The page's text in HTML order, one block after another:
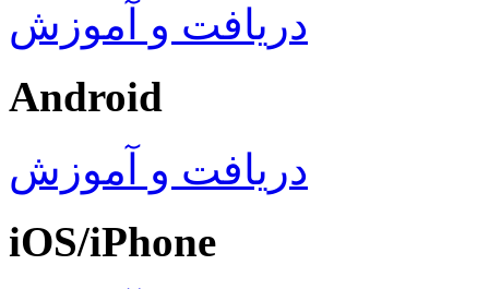
دریافت و آموزش
Android
دریافت و آموزش
iOS/iPhone